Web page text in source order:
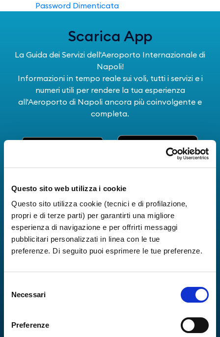
Questo sito web utilizza i cookie
Questo sito utilizza cookie (tecnici e di profilazione,
propri e di terze parti) per garantirti una migliore
esperienza di navigazione e per offrirti messaggi
pubblicitari personalizzati in linea con le tue
preferenze. Di seguito puoi esprimere le tue preferenze.
delNecessari
Preferenze
Password Dimenticata
Scarica App
La Guida dei Servizi dell'Aeroporto Internazionale di
Napoli!
Informazioni in tempo reale sui voli, tutti i servizi e i
numeri utili per rendere la tua esperienza
all'Aeroporto di Napoli ancora più coinvolgente e
completa.